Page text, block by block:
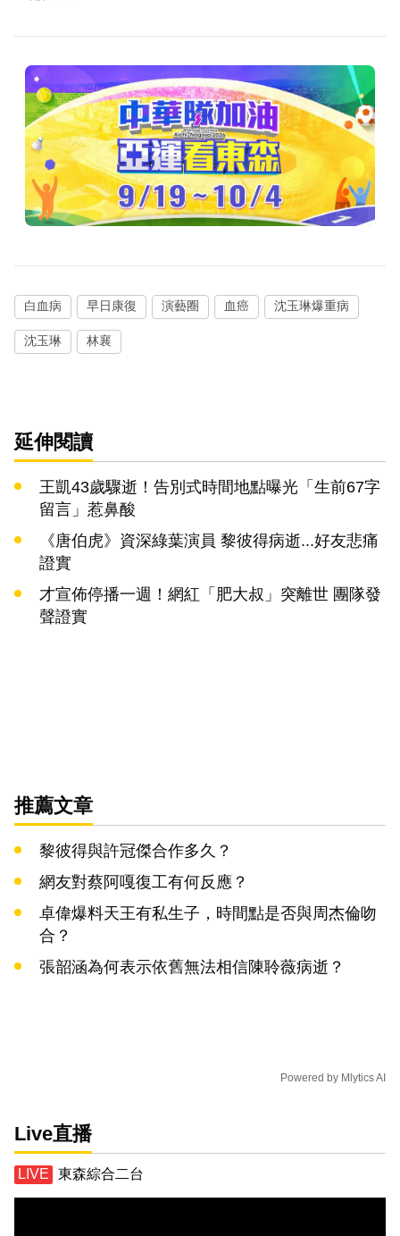
白血病 早日康復 演藝圈 血癌 沈玉琳爆重病
沈玉琳 林襄
延伸閱讀
王凱43歲驟逝！告別式時間地點曝光「生前67字
留言」惹鼻酸
《唐伯虎》資深綠葉演員 黎彼得病逝...好友悲痛
證實
才宣佈停播一週！網紅「肥大叔」突離世 團隊發
聲證實
推薦文章
黎彼得與許冠傑合作多久？
網友對蔡阿嘎復工有何反應？
卓偉爆料天王有私生子，時間點是否與周杰倫吻
合？
張韶涵為何表示依舊無法相信陳聆薇病逝？
Powered by Mlytics AI
Live直播
東森綜合二台